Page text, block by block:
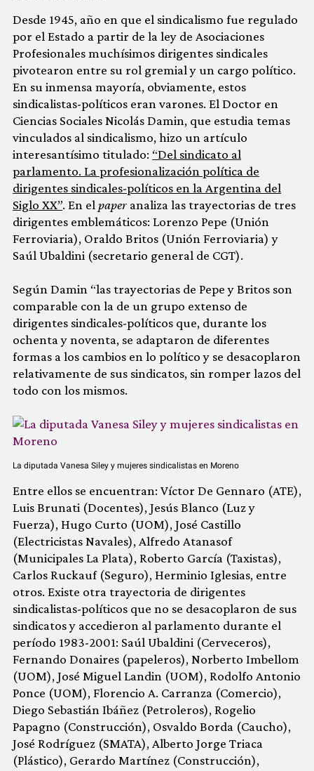
Desde 1945, año en que el sindicalismo fue regulado
por el Estado a partir de la ley de Asociaciones
Profesionales muchísimos dirigentes sindicales
pivotearon entre su rol gremial y un cargo político.
En su inmensa mayoría, obviamente, estos
sindicalistas-políticos eran varones. El Doctor en
Ciencias Sociales Nicolás Damin, que estudia temas
vinculados al sindicalismo, hizo un artículo
interesantísimo titulado: “Del sindicato al
parlamento. La profesionalización política de
dirigentes sindicales-políticos en la Argentina del
Siglo XX”. En el paper analiza las trayectorias de tres
dirigentes emblemáticos: Lorenzo Pepe (Unión
Ferroviaria), Oraldo Britos (Unión Ferroviaria) y
Saúl Ubaldini (secretario general de CGT).
Según Damin “las trayectorias de Pepe y Britos son
comparable con la de un grupo extenso de
dirigentes sindicales-políticos que, durante los
ochenta y noventa, se adaptaron de diferentes
formas a los cambios en lo político y se desacoplaron
relativamente de sus sindicatos, sin romper lazos del
todo con los mismos.
La diputada Vanesa Siley y mujeres sindicalistas en Moreno
Entre ellos se encuentran: Víctor De Gennaro (ATE),
Luis Brunati (Docentes), Jesús Blanco (Luz y
Fuerza), Hugo Curto (UOM), José Castillo
(Electricistas Navales), Alfredo Atanasof
(Municipales La Plata), Roberto García (Taxistas),
Carlos Ruckauf (Seguro), Herminio Iglesias, entre
otros. Existe otra trayectoria de dirigentes
sindicalistas-políticos que no se desacoplaron de sus
sindicatos y accedieron al parlamento durante el
período 1983-2001: Saúl Ubaldini (Cerveceros),
Fernando Donaires (papeleros), Norberto Imbellom
(UOM), José Miguel Landin (UOM), Rodolfo Antonio
Ponce (UOM), Florencio A. Carranza (Comercio),
Diego Sebastián Ibáñez (Petroleros), Rogelio
Papagno (Construcción), Osvaldo Borda (Caucho),
José Rodríguez (SMATA), Alberto Jorge Triaca
(Plástico), Gerardo Martínez (Construcción),